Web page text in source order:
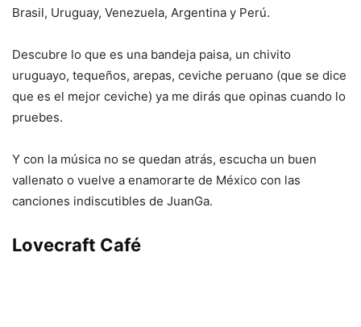
Brasil, Uruguay, Venezuela, Argentina y Perú.
Descubre lo que es una bandeja paisa, un chivito
uruguayo, tequeños, arepas, ceviche peruano (que se dice
que es el mejor ceviche) ya me dirás que opinas cuando lo
pruebes.
Y con la música no se quedan atrás, escucha un buen
vallenato o vuelve a enamorarte de México con las
canciones indiscutibles de JuanGa.
Lovecraft Café